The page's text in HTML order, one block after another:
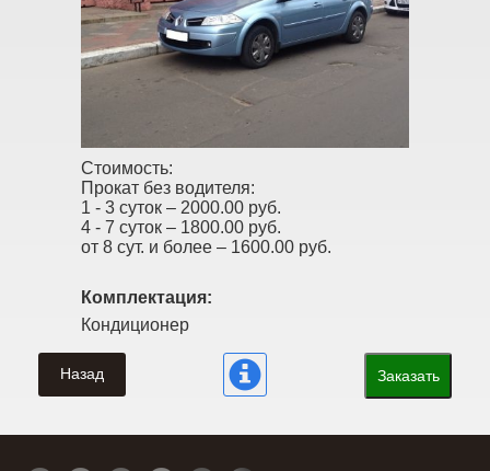
Стоимость:
Прокат без водителя:
1 - 3 суток – 2000.00 руб.
4 - 7 суток – 1800.00 руб.
от 8 сут. и более – 1600.00 руб.
Комплектация:
Кондиционер
Назад Заказать